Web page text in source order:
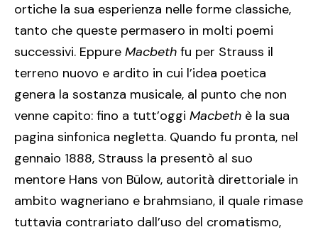
ortiche la sua esperienza nelle forme classiche,
tanto che queste permasero in molti poemi
successivi. Eppure Macbeth fu per Strauss il
terreno nuovo e ardito in cui l’idea poetica
genera la sostanza musicale, al punto che non
venne capito: fino a tutt’oggi Macbeth è la sua
pagina sinfonica negletta. Quando fu pronta, nel
gennaio 1888, Strauss la presentò al suo
mentore Hans von Bülow, autorità direttoriale in
ambito wagneriano e brahmsiano, il quale rimase
tuttavia contrariato dall’uso del cromatismo,